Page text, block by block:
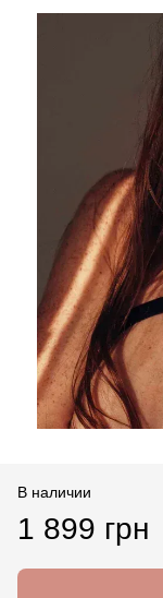
В наличии
1 899 грн